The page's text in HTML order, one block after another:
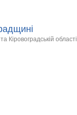
Кіровоградській області